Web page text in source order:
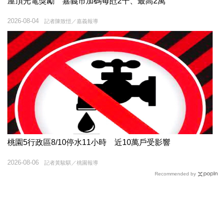
記者陳致愷／嘉義報導
2026-08-04
桃園5行政區8/10停水11小時 近10萬戶受影響
記者黃駿騏／桃園報導
2026-08-06
Recommended by